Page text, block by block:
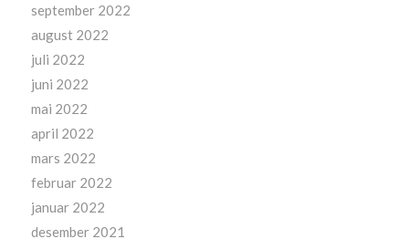
september 2022
august 2022
juli 2022
juni 2022
mai 2022
april 2022
mars 2022
februar 2022
januar 2022
desember 2021